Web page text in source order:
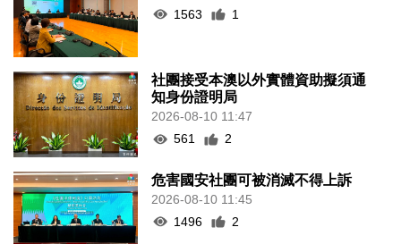
1563
1
社團接受本澳以外實體資助擬須通
知身份證明局
2026-08-10 11:47
561
2
危害國安社團可被消滅不得上訴
2026-08-10 11:45
1496
2